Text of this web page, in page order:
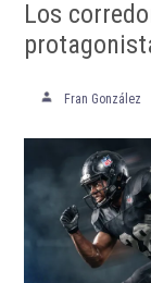
Los
Fran González